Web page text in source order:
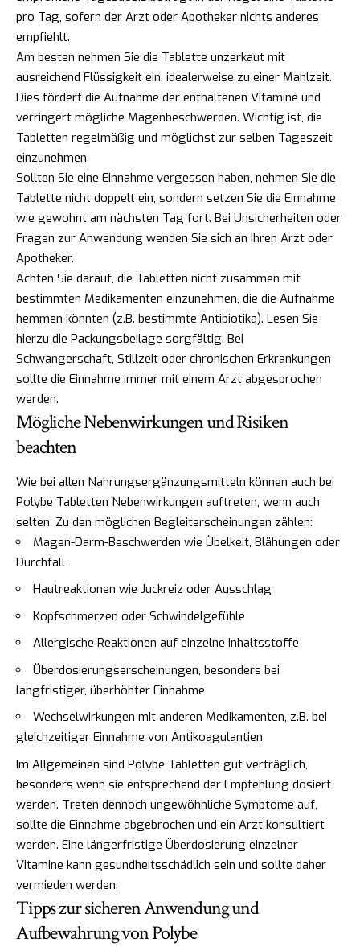
pro Tag, sofern der Arzt oder Apotheker nichts anderes
empfiehlt.
Am besten nehmen Sie die Tablette unzerkaut mit
ausreichend Flüssigkeit ein, idealerweise zu einer Mahlzeit.
Dies fördert die Aufnahme der enthaltenen Vitamine und
verringert mögliche Magenbeschwerden. Wichtig ist, die
Tabletten regelmäßig und möglichst zur selben Tageszeit
einzunehmen.
Sollten Sie eine Einnahme vergessen haben, nehmen Sie die
Tablette nicht doppelt ein, sondern setzen Sie die Einnahme
wie gewohnt am nächsten Tag fort. Bei Unsicherheiten oder
Fragen zur Anwendung wenden Sie sich an Ihren Arzt oder
Apotheker.
Achten Sie darauf, die Tabletten nicht zusammen mit
bestimmten Medikamenten einzunehmen, die die Aufnahme
hemmen könnten (z.B. bestimmte Antibiotika). Lesen Sie
hierzu die Packungsbeilage sorgfältig. Bei
Schwangerschaft, Stillzeit oder chronischen Erkrankungen
sollte die Einnahme immer mit einem Arzt abgesprochen
werden.
Mögliche Nebenwirkungen und Risiken
beachten
Wie bei allen Nahrungsergänzungsmitteln können auch bei
Polybe Tabletten Nebenwirkungen auftreten, wenn auch
selten. Zu den möglichen Begleiterscheinungen zählen:
Magen-Darm-Beschwerden wie Übelkeit, Blähungen oder
Durchfall
Hautreaktionen wie Juckreiz oder Ausschlag
Kopfschmerzen oder Schwindelgefühle
Allergische Reaktionen auf einzelne Inhaltsstoffe
Überdosierungserscheinungen, besonders bei
langfristiger, überhöhter Einnahme
Wechselwirkungen mit anderen Medikamenten, z.B. bei
gleichzeitiger Einnahme von Antikoagulantien
Im Allgemeinen sind Polybe Tabletten gut verträglich,
besonders wenn sie entsprechend der Empfehlung dosiert
werden. Treten dennoch ungewöhnliche Symptome auf,
sollte die Einnahme abgebrochen und ein Arzt konsultiert
werden. Eine längerfristige Überdosierung einzelner
Vitamine kann gesundheitsschädlich sein und sollte daher
vermieden werden.
Tipps zur sicheren Anwendung und
Aufbewahrung von Polybe